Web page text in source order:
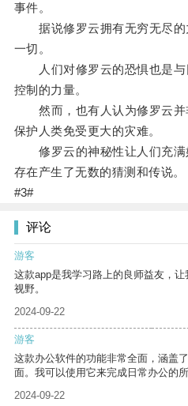
事件。
据说修罗云拥有无穷无尽的
一切。
人们对修罗云的恐惧也是与
控制的力量。
然而，也有人认为修罗云并
保护人类免受更大的灾难。
修罗云的神秘性让人们充满
存在产生了无数的猜测和传说。
#3#
评论
游客
这款app是我学习路上的良师益友，
视野。
2024-09-22
游客
这款办公软件的功能非常全面，涵盖
面。我可以使用它来完成日常办公的
2024-09-22